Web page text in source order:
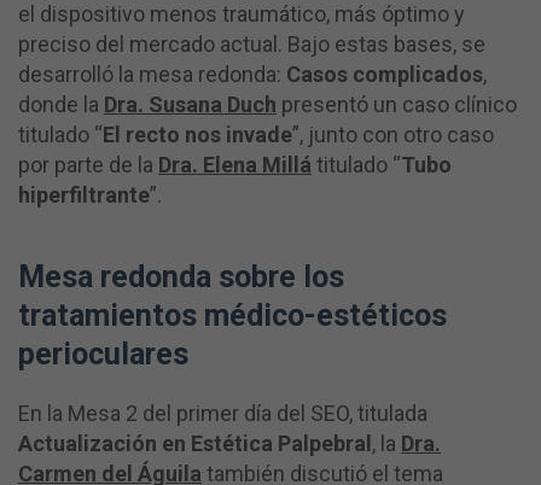
el dispositivo menos traumático, más óptimo y
preciso del mercado actual. Bajo estas bases, se
desarrolló la mesa redonda: Casos complicados,
donde la Dra. Susana Duch presentó un caso clínico
titulado “El recto nos invade”, junto con otro caso
por parte de la Dra. Elena Millá titulado “Tubo
hiperfiltrante”.
Mesa redonda sobre los
tratamientos médico-estéticos
perioculares
En la Mesa 2 del primer día del SEO, titulada
Actualización en Estética Palpebral , la Dra.
Carmen del Águila también discutió el tema